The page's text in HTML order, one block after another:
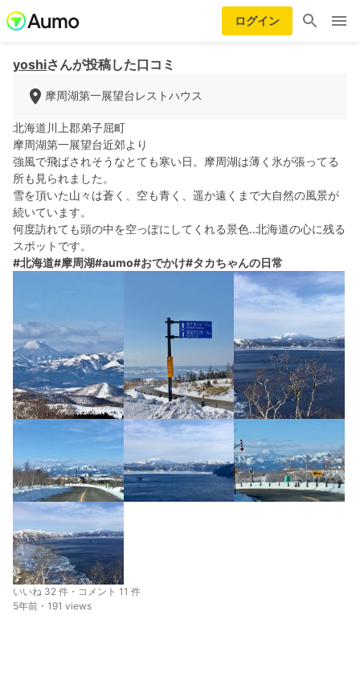
ログイン
yoshiさんが投稿した口コミ
摩周湖第一展望台レストハウス
北海道川上郡弟子屈町
摩周湖第一展望台近郊より
強風で飛ばされそうなとても寒い日。摩周湖は薄く氷が張ってる
所も見られました。
雪を頂いた山々は蒼く、空も青く、遥か遠くまで大自然の風景が
続いています。
何度訪れても頭の中を空っぽにしてくれる景色‥北海道の心に残る
スポットです。
#北海道#摩周湖#aumo#おでかけ#タカちゃんの日常
いいね 32 件・コメント 11 件
5年前・191 views